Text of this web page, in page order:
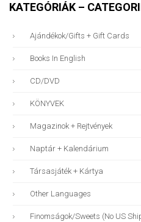
KATEGÓRIÁK –
Ajándékok/gifts + Gift Cards
Books In English
CD/DVD
KÖNYVEK
Magazinok + Rejtvények
Naptár + Kalendárium
Társasjáték + Kártya
Other Languages
Finomságok/sweets (no US